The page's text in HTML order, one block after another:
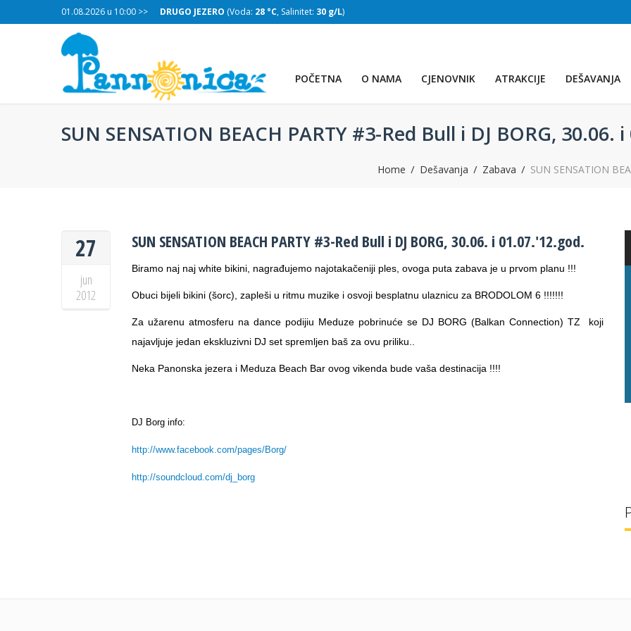
01.08.2026 u 10:00 >>
30 g/L) DRUGO JEZERO (Voda: 28 °C, Salinitet: 30 g/L)
POČETNA O NAMA CJENOVNIK ATRAKCIJE DEŠAVANJA
SUN SENSATION BEACH PARTY #3-Red Bull i DJ BORG, 30.06.
Home Dešavanja Zabava SUN SENSATION
27
jun
2012
SUN SENSATION BEACH PARTY #3-Red Bull i DJ BORG, 30.06. i 01.07.'12.god.
Biramo naj naj white bikini, nagrađujemo najotakačeniji ples, ovoga puta zabava je u prvom planu !!!
Obuci bijeli bikini (šorc), zapleši u ritmu muzike i osvoji besplatnu ulaznicu za BRODOLOM 6 !!!!!!!
Za užarenu atmosferu na dance podijiu Meduze pobrinuće se DJ BORG (Balkan Connection) TZ koji
najavljuje jedan ekskluzivni DJ set spremljen baš za ovu priliku..
Neka Panonska jezera i Meduza Beach Bar ovog vikenda bude vaša destinacija !!!!
DJ Borg info:
http://www.facebook.com/pages/Borg/
http://soundcloud.com/dj_borg
TREĆE JEZERO
28 °C 30 g/l
PRVO JEZERO
28 °C